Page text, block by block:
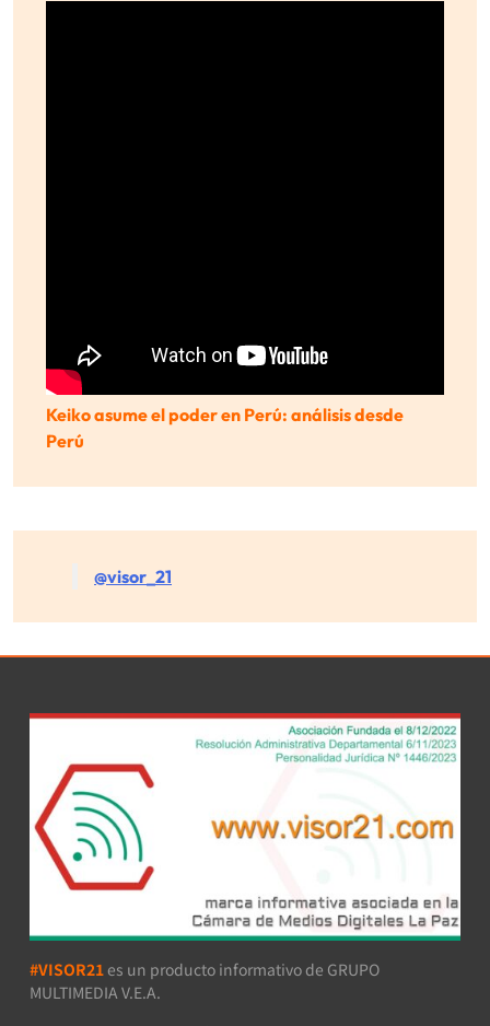
Keiko asume el poder en Perú: análisis desde
Perú
@visor_21
#VISOR21 es un producto informativo de GRUPO
MULTIMEDIA V.E.A.